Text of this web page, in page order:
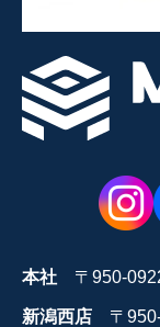
本社 〒950-
新潟西店 〒950-